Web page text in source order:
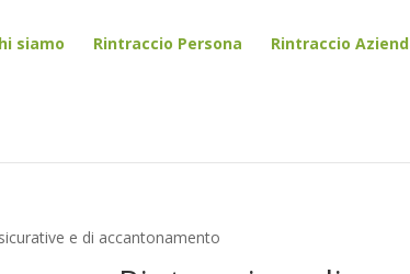
siamo Rintraccio Persona Rintraccio
e di accantonamento